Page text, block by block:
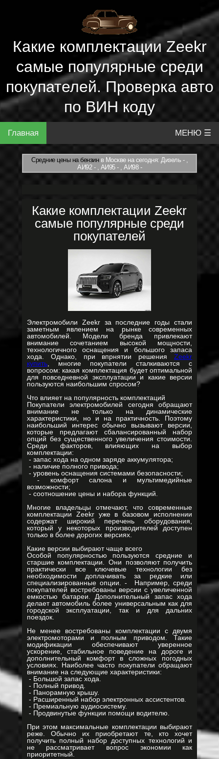
Какие комплектации Zeekr
самые популярные среди
покупателей. Проверка авто
по ВИН коду
Главная МЕНЮ ☰
Средние цены на бензинв Москве на сегодня: Дизель - ,
АИ92 - , АИ95 - , АИ98 -
Какие комплектации Zeekr
самые популярные среди
покупателей
Электромобили Zeekr за последние годы стали
заметным явлением на рынке современных
автомобилей. Модели бренда привлекают
внимание сочетанием высокой мощности,
технологичного оснащения и большого запаса
хода. Однако, при впрнятии решенияZeekr
купить, многие покупатели сталкиваются с
вопросом: какая комплектация будет оптимальной
для повседневной эксплуатации и какие версии
пользуются наибольшим спросом?
Что влияет на популярность комплектаций
Покупатели электромобилей сегодня обращают
внимание не только на динамические
характеристики, но и на практичность. Поэтому
наибольший интерес обычно вызывают версии,
которые предлагают сбалансированный набор
опций без существенного увеличения стоимости.
Среди факторов, влияющих на выбор
комплектации:
- запас хода на одном заряде аккумулятора;
- наличие полного привода;
- уровень оснащения системами безопасности;
- комфорт салона и мультимедийные
возможности;
- соотношение цены и набора функций.
Многие владельцы отмечают, что современные
комплектации Zeekr уже в базовом исполнении
содержат широкий перечень оборудования,
который у некоторых производителей доступен
только в более дорогих версиях.
Какие версии выбирают чаще всего
Особой популярностью пользуются средние и
старшие комплектации. Они позволяют получить
практически все ключевые технологии без
необходимости доплачивать за редкие или
специализированные опции. - Например, среди
покупателей востребованы версии с увеличенной
емкостью батареи. Дополнительный запас хода
делает автомобиль более универсальным как для
городской эксплуатации, так и для дальних
поездок.
Не менее востребованы комплектации с двумя
электромоторами и полным приводом. Такие
модификации обеспечивают уверенное
ускорение, стабильное поведение на дороге и
дополнительный комфорт в сложных погодных
условиях. Наиболее часто покупатели обращают
внимание на следующие характеристики:
- Большой запас хода.
- Полный привод.
- Панорамную крышу.
- Расширенный набор электронных ассистентов.
- Премиальную аудиосистему.
- Продвинутые функции помощи водителю.
При этом максимальные комплектации выбирают
реже. Обычно их приобретают те, кто хочет
получить полный набор доступных технологий и
не рассматривает вопрос экономии как
приоритетный.